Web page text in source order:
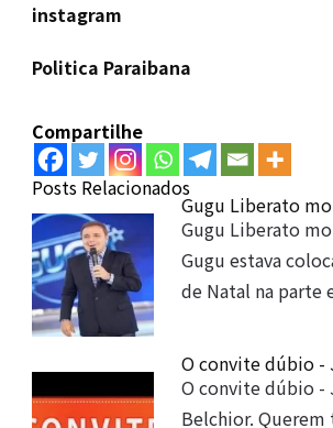
instagram
Politica Paraibana
Compartilhe
Posts Relacionados
Gugu Liberato
Gugu Liberato
Gugu estava
de Natal na parte
O convite dúbio
O convite dúbio -
Belchior. Querem